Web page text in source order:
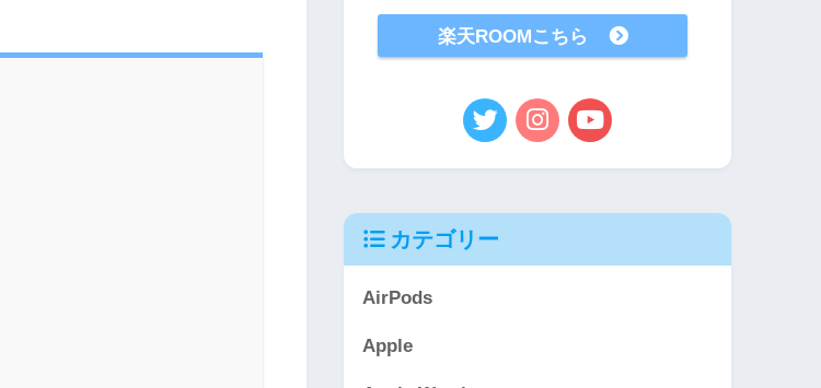
楽天ROOMこちら
カテゴリー
AirPods
Apple